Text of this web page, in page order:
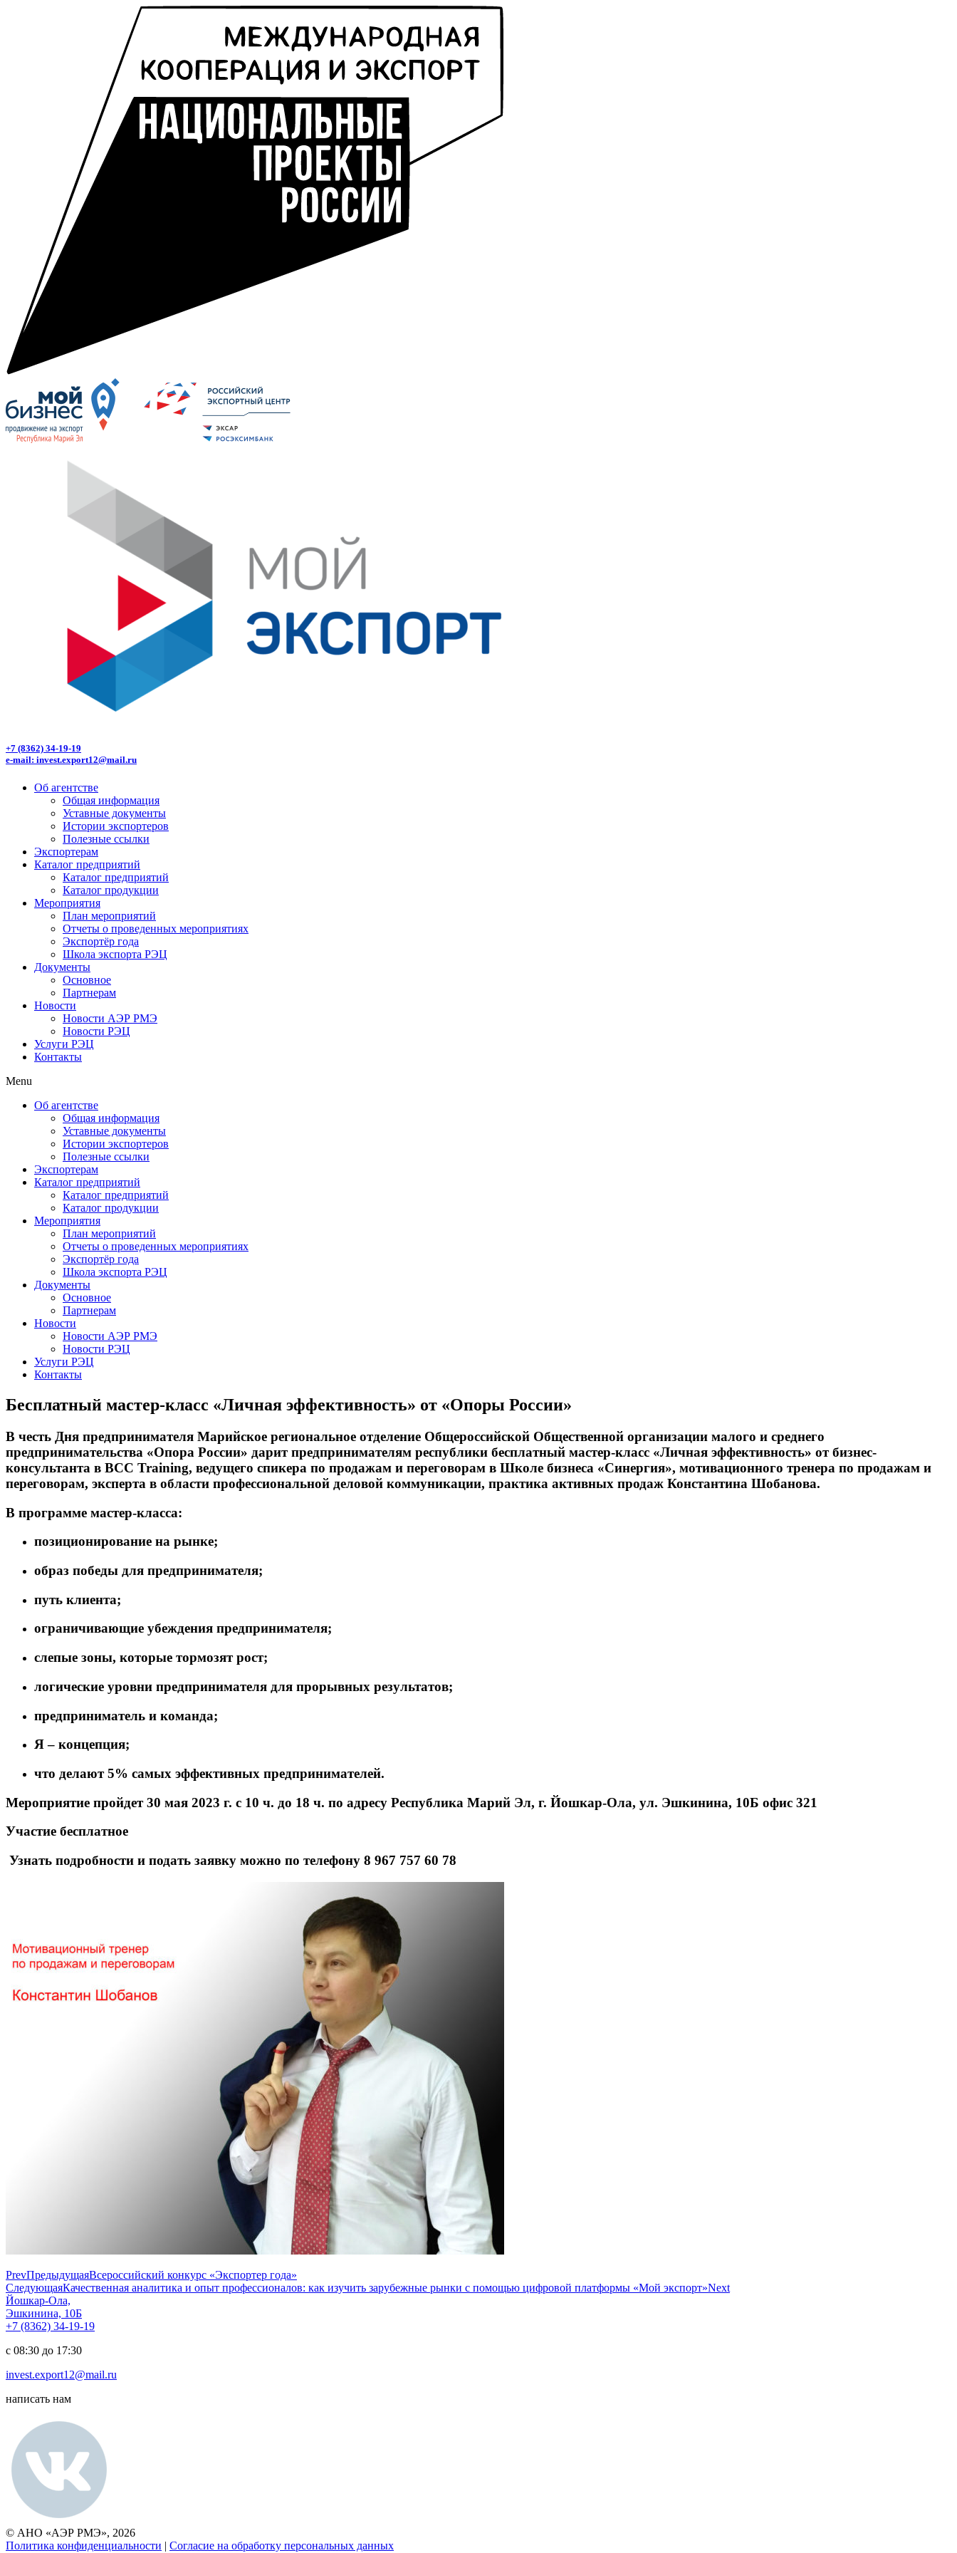
+7 (8362) 34-19-19
e-mail: invest.export12@mail.ru
Об агентстве
Общая информация
Уставные документы
Истории экспортеров
Полезные ссылки
Экспортерам
Каталог предприятий
Каталог предприятий
Каталог продукции
Мероприятия
План мероприятий
Отчеты о проведенных мероприятиях
Экспортёр года
Школа экспорта РЭЦ
Документы
Основное
Партнерам
Новости
Новости АЭР РМЭ
Новости РЭЦ
Услуги РЭЦ
Контакты
Menu
Об агентстве
Общая информация
Уставные документы
Истории экспортеров
Полезные ссылки
Экспортерам
Каталог предприятий
Каталог предприятий
Каталог продукции
Мероприятия
План мероприятий
Отчеты о проведенных мероприятиях
Экспортёр года
Школа экспорта РЭЦ
Документы
Основное
Партнерам
Новости
Новости АЭР РМЭ
Новости РЭЦ
Услуги РЭЦ
Контакты
Бесплатный мастер-класс «Личная эффективность» от «Опоры России»
В честь Дня предпринимателя Марийское региональное отделение Общероссийской Общественной организации малого и среднего
предпринимательства «Опора России» дарит предпринимателям республики бесплатный мастер-класс «Личная эффективность» от бизнес-
консультанта в BCC Training, ведущего спикера по продажам и переговорам в Школе бизнеса «Синергия», мотивационного тренера по продажам и
переговорам, эксперта в области профессиональной деловой коммуникации, практика активных продаж Константина Шобанова.
В программе мастер-класса:
позиционирование на рынке;
образ победы для предпринимателя;
путь клиента;
ограничивающие убеждения предпринимателя;
слепые зоны, которые тормозят рост;
логические уровни предпринимателя для прорывных результатов;
предприниматель и команда;
Я – концепция;
что делают 5% самых эффективных предпринимателей.
Мероприятие пройдет30 мая 2023 г. с 10 ч. до 18 ч. по адресу Республика Марий Эл, г. Йошкар-Ола, ул. Эшкинина, 10Б офис 321
Участие бесплатное
Узнать подробности и подать заявку можно по телефону 8 967 757 60 78
PrevПредыдущаяВсероссийский конкурс «Экспортер года»
СледующаяКачественная аналитика и опыт профессионалов: как изучить зарубежные рынки с помощью цифровой платформы «Мой экспорт»Next
Йошкар-Ола,
Эшкинина, 10Б
+7 (8362) 34-19-19
с 08:30 до 17:30
invest.export12@mail.ru
написать нам
© АНО «АЭР РМЭ», 2026
Политика конфиденциальности | Согласие на обработку персональных данных